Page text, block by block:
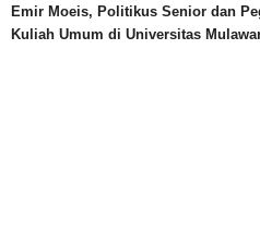
Emir Moeis, Politikus Senior dan
Kuliah Umum di Universitas